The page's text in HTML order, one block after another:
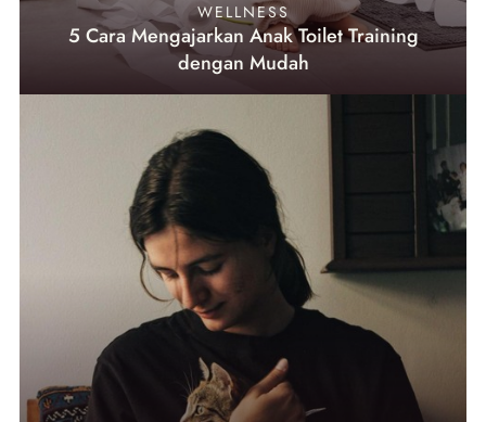
WELLNESS
5 Cara Mengajarkan Anak Toilet Training
dengan Mudah